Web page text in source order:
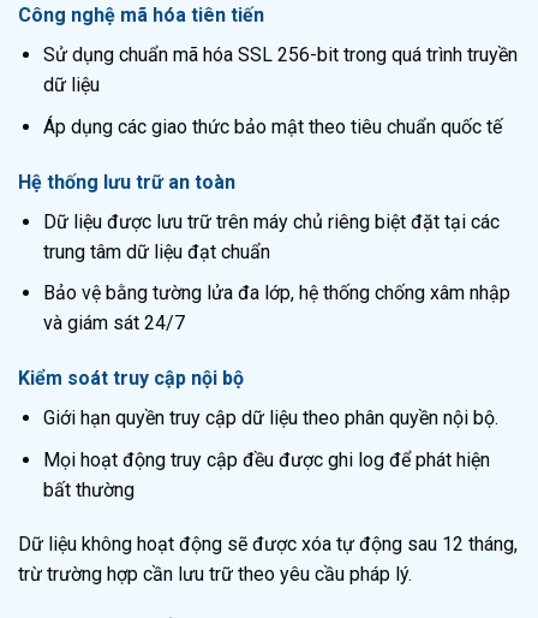
Công nghệ mã hóa tiên tiến
Sử dụng chuẩn mã hóa SSL 256-bit trong quá trình truyền
dữ liệu
Áp dụng các giao thức bảo mật theo tiêu chuẩn quốc tế
Hệ thống lưu trữ an toàn
Dữ liệu được lưu trữ trên máy chủ riêng biệt đặt tại các
trung tâm dữ liệu đạt chuẩn
Bảo vệ bằng tường lửa đa lớp, hệ thống chống xâm nhập
và giám sát 24/7
Kiểm soát truy cập nội bộ
Giới hạn quyền truy cập dữ liệu theo phân quyền nội bộ.
Mọi hoạt động truy cập đều được ghi log để phát hiện
bất thường
Dữ liệu không hoạt động sẽ được xóa tự động sau 12 tháng,
trừ trường hợp cần lưu trữ theo yêu cầu pháp lý.